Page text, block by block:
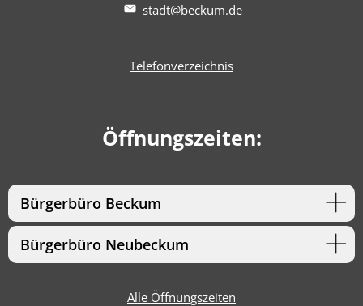
stadt@beckum.de
Telefonverzeichnis
Öffnungszeiten:
Bürgerbüro Beckum
Bürgerbüro Neubeckum
Alle Öffnungszeiten